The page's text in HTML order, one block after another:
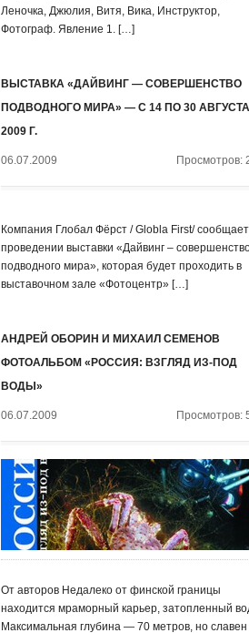
Леночка, Джюлия, Витя, Вика, Инструктор,
Фотограф. Явление 1. […]
ВЫСТАВКА «ДАЙВИНГ — СОВЕРШЕНСТВО
ПОДВОДНОГО МИРА» — С 14 ПО 30 АВГУСТА
2009 Г.
06.07.2009 Просмотров:
Компания Глобал Фёрст / Globla First/
проведении выставки «Дайвинг –
подводного мира», которая будет проходить в
выставочном зале «Фотоцентр» […]
АНДРЕЙ ОБОРИН И МИХАИЛ СЕМЕНОВ
ФОТОАЛЬБОМ «РОССИЯ: ВЗГЛЯД ИЗ-ПОД
ВОДЫ»
06.07.2009 Просмотров:
От авторов Недалеко от финской границы
находится мраморный карьер, затопленный
Максимальная глубина — 70 метров, но славен